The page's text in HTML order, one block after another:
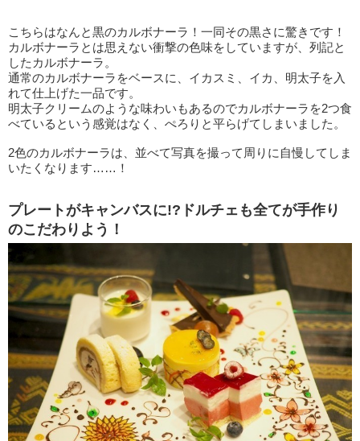
こちらはなんと黒のカルボナーラ！一同その黒さに驚きです！
カルボナーラとは思えない衝撃の色味をしていますが、列記と
したカルボナーラ。
通常のカルボナーラをベースに、イカスミ、イカ、明太子を入
れて仕上げた一品です。
明太子クリームのような味わいもあるのでカルボナーラを2つ食
べているという感覚はなく、ぺろりと平らげてしまいました。
2色のカルボナーラは、並べて写真を撮って周りに自慢してしま
いたくなります……！
プレートがキャンバスに!?ドルチェも全てが手作り
のこだわりよう！